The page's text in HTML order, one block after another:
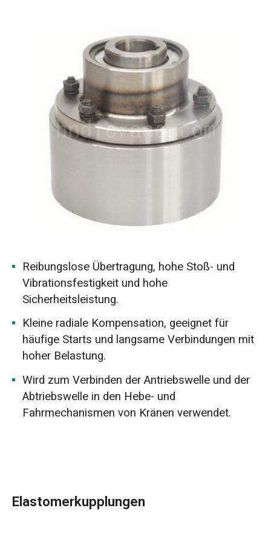
Reibungslose Übertragung, hohe Stoß- und
Vibrationsfestigkeit und hohe
Sicherheitsleistung.
Kleine radiale Kompensation, geeignet für
häufige Starts und langsame Verbindungen mit
hoher Belastung.
Wird zum Verbinden der Antriebswelle und der
Abtriebswelle in den Hebe- und
Fahrmechanismen von Kränen verwendet.
Elastomerkupplungen